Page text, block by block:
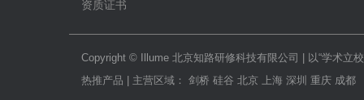
资质证书
Copyright © Illume 北京知路研修科技有限公司 | 以“学术立
热推产品 | 主营区域： 剑桥 硅谷 北京 上海 深圳 重庆